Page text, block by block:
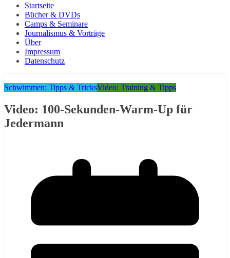
Startseite
Bücher & DVDs
Camps & Seminare
Journalismus & Vorträge
Über
Impressum
Datenschutz
Schwimmen: Tipps & TricksVideo: Training & Tipps
Video: 100-Sekunden-Warm-Up für
Jedermann